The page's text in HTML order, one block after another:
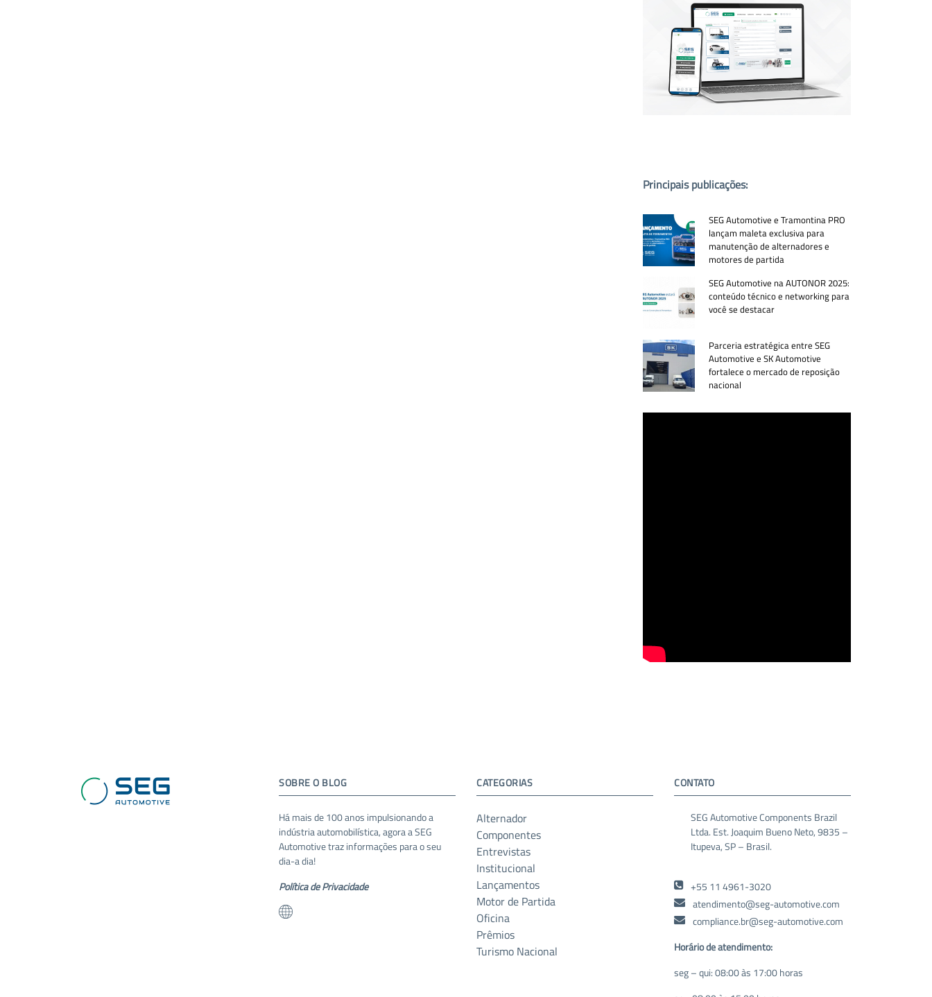
Principais publicações:
SEG Automotive e Tramontina PRO
lançam maleta exclusiva para
manutenção de alternadores e
motores de partida
SEG Automotive na AUTONOR 2025:
conteúdo técnico e networking para
você se destacar
Parceria estratégica entre SEG
Automotive e SK Automotive
fortalece o mercado de reposição
nacional
SOBRE O BLOG
Há mais de 100 anos impulsionando a
indústria automobilística, agora a SEG
Automotive traz informações para o seu
dia-a dia!
Política de Privacidade
CATEGORIAS
Alternador
Componentes
Entrevistas
Institucional
Lançamentos
Motor de Partida
Oficina
Prêmios
Turismo Nacional
CONTATO
SEG Automotive Components Brazil
Ltda. Est. Joaquim Bueno Neto, 9835 –
Itupeva, SP – Brasil.
+55 11 4961-3020
atendimento@seg-automotive.com
compliance.br@seg-automotive.com
Horário de atendimento:
seg – qui: 08:00 às 17:00 horas